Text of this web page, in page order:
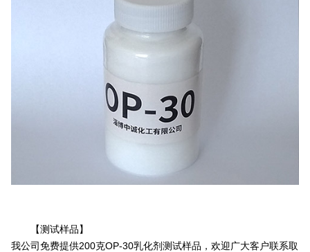
【测试样品】
我公司免费提供200克OP-30乳化剂测试样品，欢迎广大客户联系取